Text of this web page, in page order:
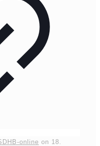
online on 18.